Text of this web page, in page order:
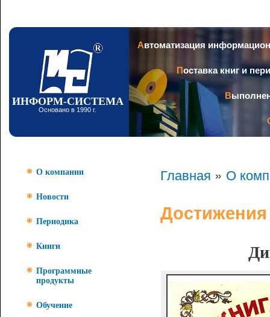
ИНФОРМ-СИСТЕМА
Основано в 1990 г.
Автоматизация
Поставка книг и
О компании
Новости
Периодика
Книги
Программные
продукты
Обучение
Главная » О
Достижения